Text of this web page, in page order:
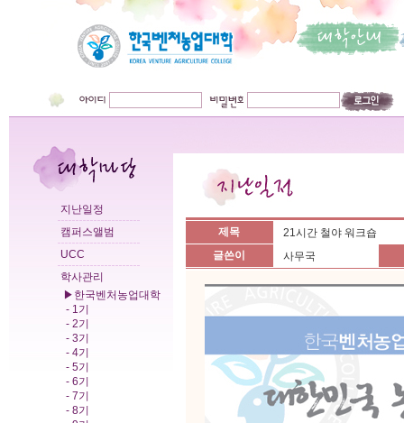
지난일정
캠퍼스앨범
UCC
학사관리
▶한국벤처농업대학
- 1기
- 2기
- 3기
- 4기
- 5기
- 6기
- 7기
- 8기
제목
21시간 철야 워크숍
글쓴이
사무국